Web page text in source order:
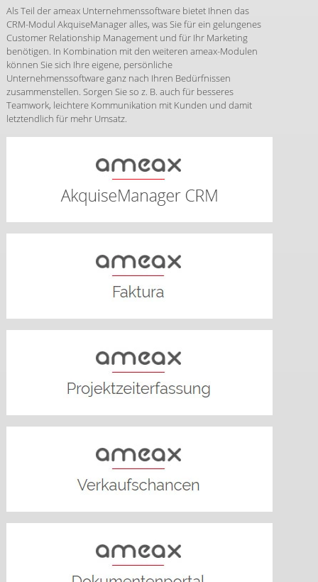
Als Teil der ameax Unternehmenssoftware bietet Ihnen das
CRM-Modul AkquiseManager alles, was Sie für ein gelungenes
Customer Relationship Management und für Ihr Marketing
benötigen. In Kombination mit den weiteren ameax-Modulen
können Sie sich Ihre eigene, persönliche
Unternehmenssoftware ganz nach Ihren Bedürfnissen
zusammenstellen. Sorgen Sie so z. B. auch für besseres
Teamwork, leichtere Kommunikation mit Kunden und damit
letztendlich für mehr Umsatz.